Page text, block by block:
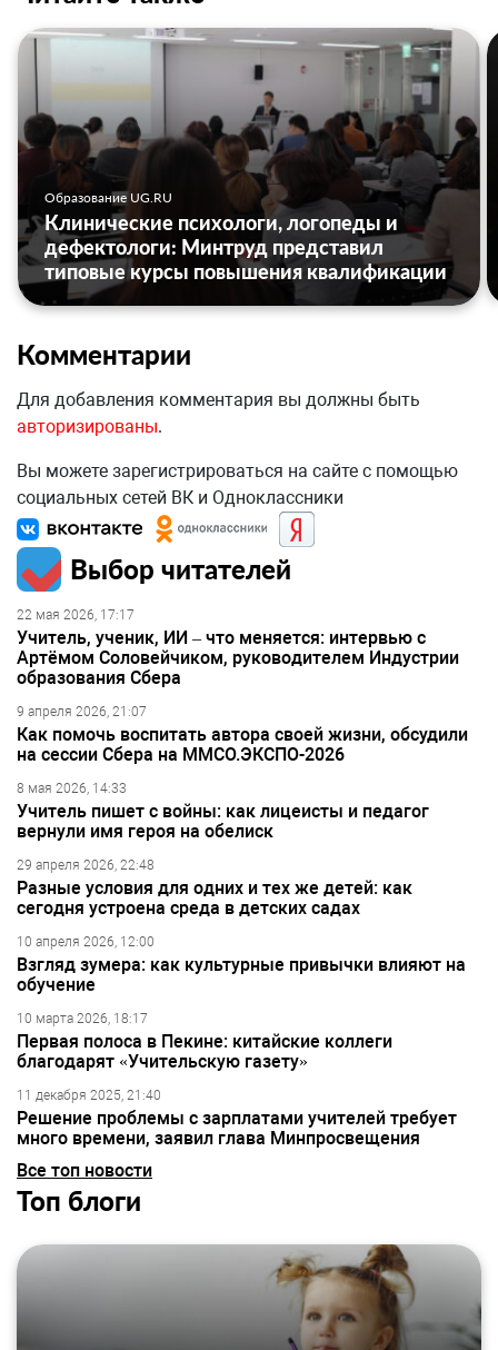
Образование UG.RU
Клинические психологи, логопеды и
дефектологи: Минтруд представил
типовые курсы повышения квалификации
Комментарии
Для добавления комментария вы должны быть
авторизированы.
Вы можете зарегистрироваться на сайте с помощью
социальных сетей ВК и Одноклассники
Выбор читателей
22 мая 2026, 17:17
Учитель, ученик, ИИ – что меняется: интервью с
Артёмом Соловейчиком, руководителем Индустрии
образования Сбера
9 апреля 2026, 21:07
Как помочь воспитать автора своей жизни, обсудили
на сессии Сбера на ММСО.ЭКСПО-2026
8 мая 2026, 14:33
Учитель пишет с войны: как лицеисты и педагог
вернули имя героя на обелиск
29 апреля 2026, 22:48
Разные условия для одних и тех же детей: как
сегодня устроена среда в детских садах
10 апреля 2026, 12:00
Взгляд зумера: как культурные привычки влияют на
обучение
10 марта 2026, 18:17
Первая полоса в Пекине: китайские коллеги
благодарят «Учительскую газету»
11 декабря 2025, 21:40
Решение проблемы с зарплатами учителей требует
много времени, заявил глава Минпросвещения
Все топ новости
Топ блоги